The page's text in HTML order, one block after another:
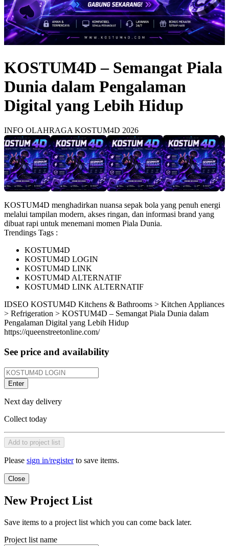
KOSTUM4D – Semangat Piala
Dunia dalam Pengalaman
Digital yang Lebih Hidup
INFO OLAHRAGA KOSTUM4D 2026
KOSTUM4D menghadirkan nuansa sepak bola yang penuh energi
melalui tampilan modern, akses ringan, dan informasi brand yang
dibuat rapi untuk menemani momen Piala Dunia.
Trendings Tags :
KOSTUM4D
KOSTUM4D LOGIN
KOSTUM4D LINK
KOSTUM4D ALTERNATIF
KOSTUM4D LINK ALTERNATIF
IDSEO KOSTUM4D Kitchens & Bathrooms > Kitchen Appliances
> Refrigeration > KOSTUM4D – Semangat Piala Dunia dalam
Pengalaman Digital yang Lebih Hidup
https://queenstreetonline.com/
See price and availability
Enter
Next day delivery
Collect today
Add to project list
Please sign in/registerto save items.
Close
New Project List
Save items to a project list which you can come back later.
Project list name